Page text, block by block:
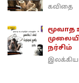
கவிதை
மூவாத
நர்சிம்